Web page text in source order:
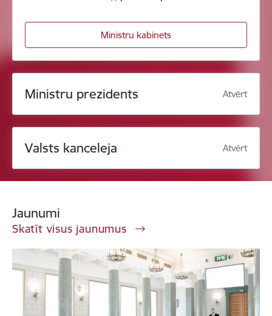
Ministru kabinets
Ministru prezidents Atvērt
Valsts kanceleja Atvērt
Jaunumi
Skatīt visus jaunumus